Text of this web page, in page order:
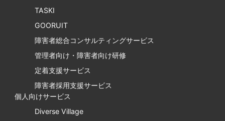
TASKI
GOORUIT
障害者総合コンサルティングサービス
管理者向け・障害者向け研修
定着支援サービス
障害者採用支援サービス
個人向けサービス
Diverse Village